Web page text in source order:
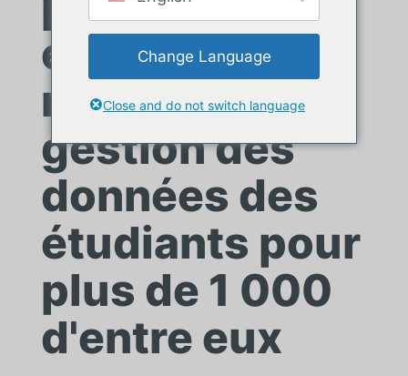
et technique
rationalise la
gestion des
données des
étudiants pour
plus de 1 000
d'entre eux
Change Language
Close and do not switch language